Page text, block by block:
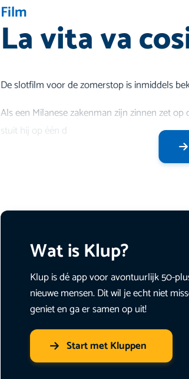
Film
La vita va
De slotfilm voor de zomerstop is inmiddels
Als een Milanese zakenman zijn zinnen zet
stuit hij op één d
Wat is Klup?
Klup is dé app voor avontuurlijk 50-
nieuwe mensen. Dit wil je echt niet
geniet en ga er samen op uit!
Start met Kluppen